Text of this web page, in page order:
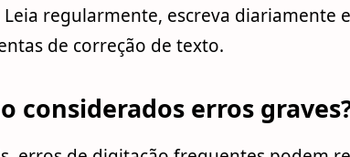
regularmente, escreva diariamente
de correção de texto.
considerados erros